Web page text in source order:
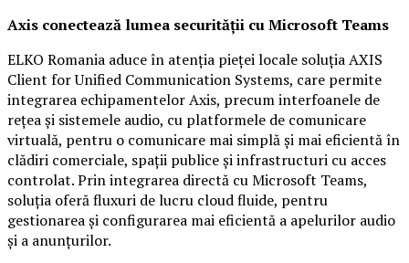
Axis conectează lumea securității cu Microsoft Teams
ELKO Romania aduce în atenția pieței locale soluția AXIS
Client for Unified Communication Systems, care permite
integrarea echipamentelor Axis, precum interfoanele de
rețea și sistemele audio, cu platformele de comunicare
virtuală, pentru o comunicare mai simplă și mai eficientă în
clădiri comerciale, spații publice și infrastructuri cu acces
controlat. Prin integrarea directă cu Microsoft Teams,
soluția oferă fluxuri de lucru cloud fluide, pentru
gestionarea și configurarea mai eficientă a apelurilor audio
și a anunțurilor.